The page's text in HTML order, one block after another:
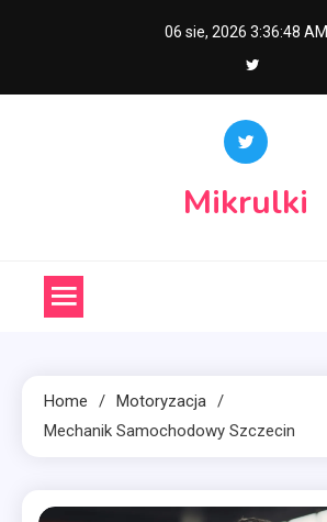
06 sie, 2026 3:36:48 AM
Mikrulki
Home
Motoryzacja
Mechanik Samochodowy Szczecin